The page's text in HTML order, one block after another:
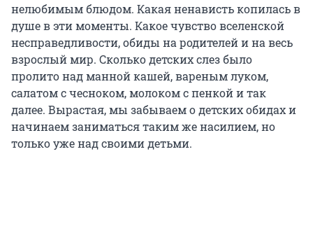
нелюбимым блюдом. Какая ненависть копилась в
душе в эти моменты. Какое чувство вселенской
несправедливости, обиды на родителей и на весь
взрослый мир. Сколько детских слез было
пролито над манной кашей, вареным луком,
салатом с чесноком, молоком с пенкой и так
далее. Вырастая, мы забываем о детских обидах и
начинаем заниматься таким же насилием, но
только уже над своими детьми.